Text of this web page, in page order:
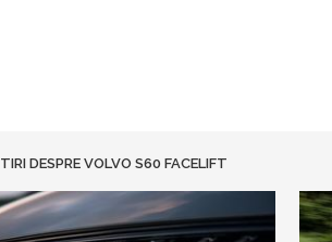
DESPRE VOLVO S60 FACELIFT